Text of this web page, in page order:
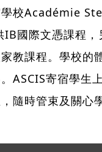
學校Académie
IB國際文憑課程
教課程。學校的
ASCIS寄宿學生
隨時管束及關心